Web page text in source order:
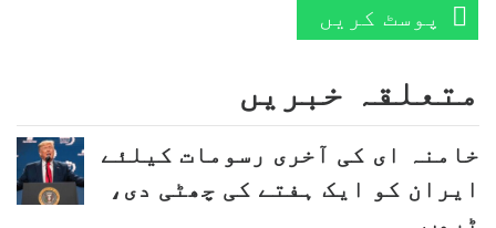
پوسٹ کریں
متعلقہ خبریں
خامنہ ای کی آخری رسومات کیلئے
ایران کو ایک ہفتے کی چھٹی دی،
ٹرمپ